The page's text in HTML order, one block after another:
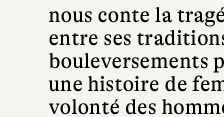
nous conte la
entre ses
bouleversements
une histoire de
volonté des